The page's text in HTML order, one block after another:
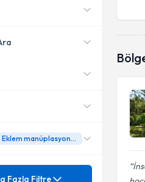
uzmanları
Eklem manüplasyonları
Fazla Filtre